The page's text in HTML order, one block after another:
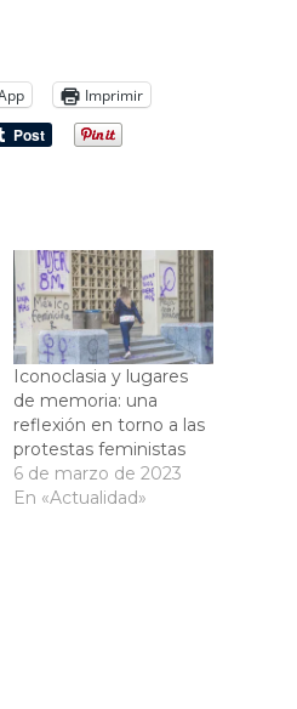
Imprimir
Iconoclasia y lugares
de memoria: una
reflexión en torno a las
protestas feministas
6 de marzo de 2023
En «Actualidad»